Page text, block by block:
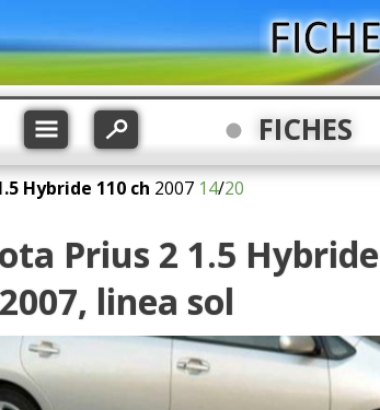
FICHES
Hybride 110 ch 2007 14/20
Prius 2 1.5
linea sol